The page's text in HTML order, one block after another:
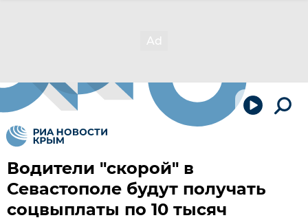
Водители "скорой" в
Севастополе будут получать
соцвыплаты по 10 тысяч